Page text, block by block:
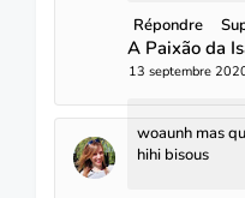
Répondre
A Paixão da
13 septembre
woaunh mas
hihi bisous